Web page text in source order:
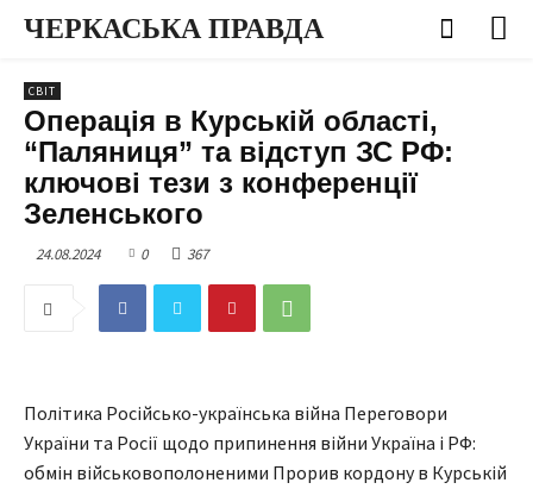
ЧЕРКАСЬКА ПРАВДА
СВІТ
Операція в Курській області,
“Паляниця” та відступ ЗС РФ:
ключові тези з конференції
Зеленського
24.08.2024 0 367
Політика Російсько-українська війна Переговори
України та Росії щодо припинення війни Україна і РФ:
обмін військовополоненими Прорив кордону в Курській